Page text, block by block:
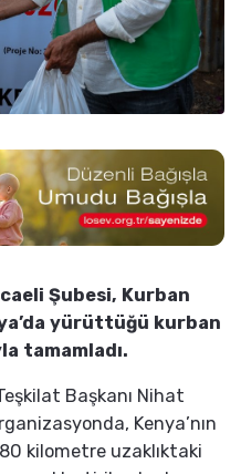
Şubesi, Kurban
yürüttüğü kurban
tamamladı.
Başkanı Nihat
Kenya’nın
kilometre uzaklıktaki